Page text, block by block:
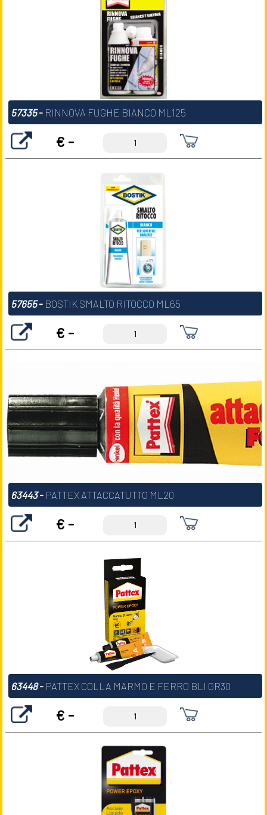
57335- RINNOVA FUGHE BIANCO ML125
€ -
57655- BOSTIK SMALTO RITOCCO ML65
€ -
63443- PATTEX ATTACCATUTTO ML20
€ -
63448- PATTEX COLLA MARMO E FERRO BLI GR30
€ -